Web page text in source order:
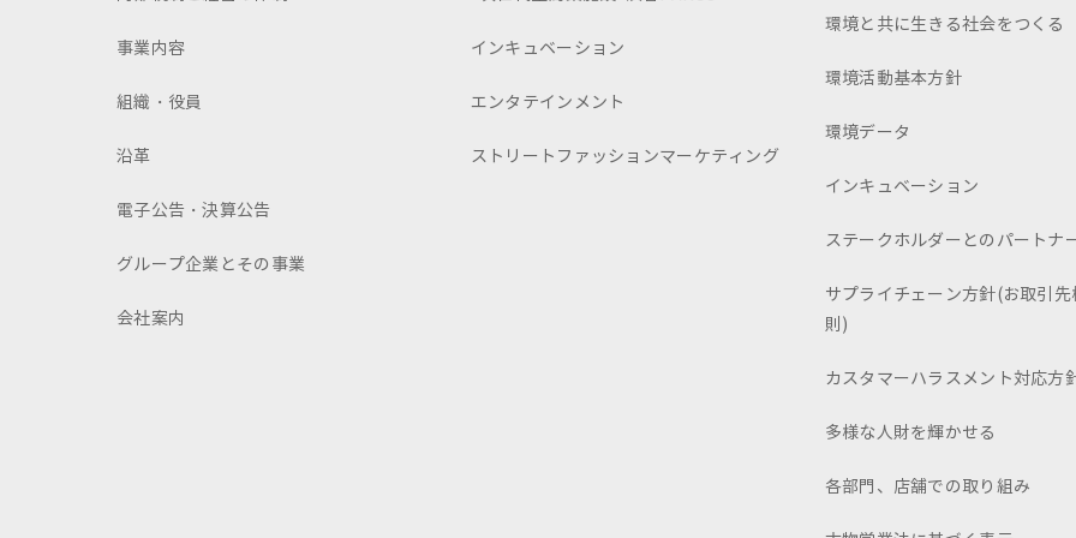
事業内容
組織・役員
沿革
電子公告・決算公告
グループ企業とその事業
会社案内
インキュベーション
エンタテインメント
ストリートファッションマーケティング
環境と共に生きる社会をつくる
環境活動基本方針
環境データ
インキュベーション
ステークホルダーとのパートナ
サプライチェーン方針(お取引先
則)
カスタマーハラスメント対応方
多様な人財を輝かせる
各部門、店舗での取り組み